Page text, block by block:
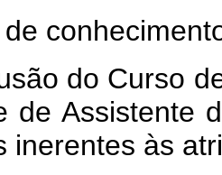
do Curso de
de Assistente
inerentes às